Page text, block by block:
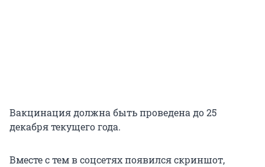
Вакцинация должна быть проведена до 25
декабря текущего года.
Вместе с тем в соцсетях появился скриншот,